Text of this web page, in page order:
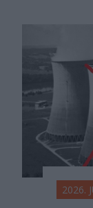
2026.